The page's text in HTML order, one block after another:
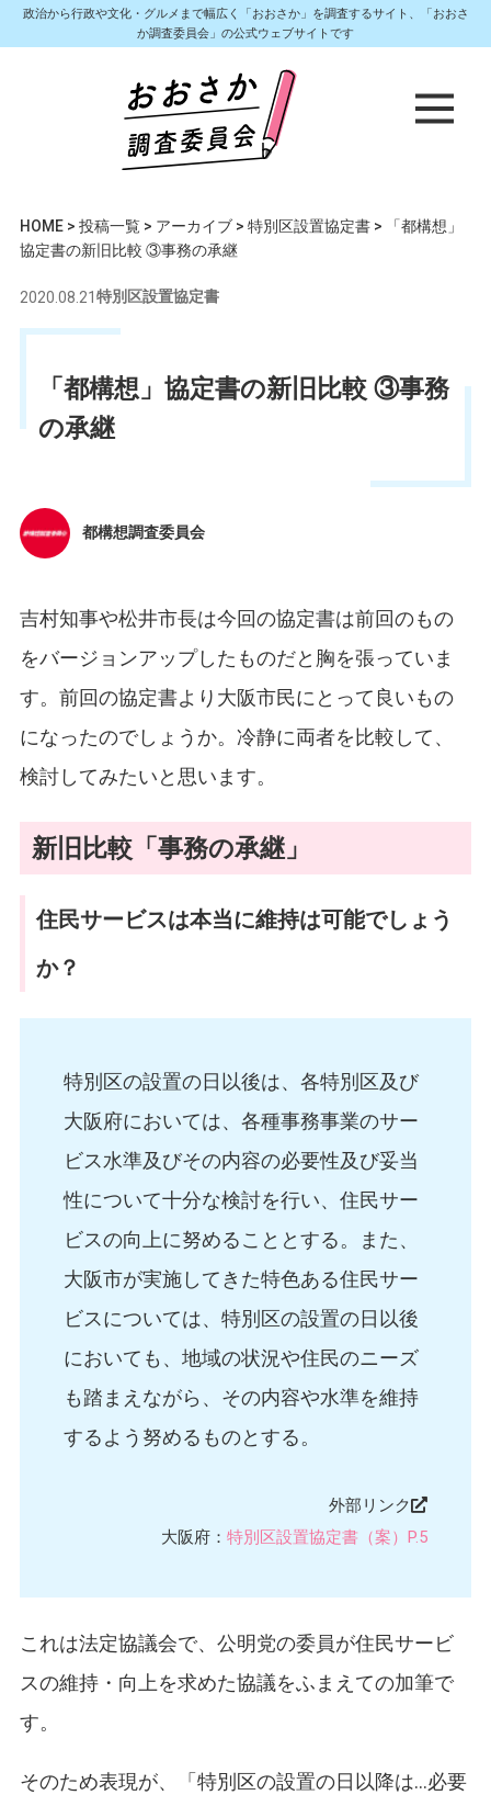
政治から行政や文化・グルメまで幅広く「おおさか」を調査するサイト、「おおさ
か調査委員会」の公式ウェブサイトです
HOME> 投稿一覧> アーカイブ> 特別区設置協定書>
「都構想」
協定書の新旧比較 ③事務の承継
2020.08.21 特別区設置協定書
「都構想」協定書の新旧比較 ③事務
の承継
都構想調査委員会
吉村知事や松井市長は今回の協定書は前回のもの
をバージョンアップしたものだと胸を張っていま
す。前回の協定書より大阪市民にとって良いもの
になったのでしょうか。冷静に両者を比較して、
検討してみたいと思います。
新旧比較「事務の承継」
住民サービスは本当に維持は可能でしょう
か？
特別区の設置の日以後は、各特別区及び
大阪府においては、各種事務事業のサー
ビス水準及びその内容の必要性及び妥当
性について十分な検討を行い、住民サー
ビスの向上に努めることとする。また、
大阪市が実施してきた特色ある住民サー
ビスについては、特別区の設置の日以後
においても、地域の状況や住民のニーズ
も踏まえながら、その内容や水準を維持
するよう努めるものとする。
外部リンク
大阪府：特別区設置協定書（案）P.5
これは法定協議会で、公明党の委員が住民サービ
スの維持・向上を求めた協議をふまえての加筆で
す。
そのため表現が、「特別区の設置の日以降は…必要